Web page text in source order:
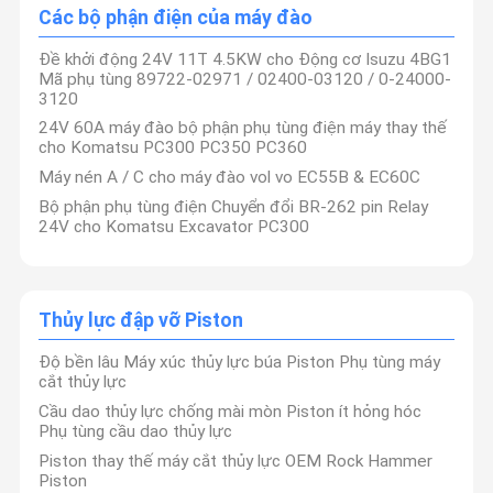
Máy đào SEAL KIT
Bộ phận ngắt thủy lực
Máy đập búa thủy lực
Các bộ phận của xe khoan
Các bộ phận điện của máy đào
Bộ làm kín ngắt thủy lực
Bộ phận thủy lực máy xúc
Vít ngắt thủy lực
Động cơ du lịch máy xúc
Các bộ phận điện của máy đào
Đề khởi động 24V 11T 4.5KW cho Động cơ Isuzu 4BG1
Mã phụ tùng 89722-02971 / 02400-03120 / 0-24000-
3120
24V 60A máy đào bộ phận phụ tùng điện máy thay thế
cho Komatsu PC300 PC350 PC360
Máy nén A / C cho máy đào vol vo EC55B & EC60C
Bộ phận phụ tùng điện Chuyển đổi BR-262 pin Relay
24V cho Komatsu Excavator PC300
Thủy lực đập vỡ Piston
Độ bền lâu Máy xúc thủy lực búa Piston Phụ tùng máy
cắt thủy lực
Cầu dao thủy lực chống mài mòn Piston ít hỏng hóc
Phụ tùng cầu dao thủy lực
Piston thay thế máy cắt thủy lực OEM Rock Hammer
Piston
sản phẩm, cung cấp các sản phẩm và dịch vụ chất lượng
cao, và tạo ra giá trị lớn nhất cho khách hàng là trách
nhiệm của chúng tôi. Chúng tôi chú trọng đến nhu cầu của
khách hàng và tìm kiếm cơ hội hợp tác cùng có lợi!